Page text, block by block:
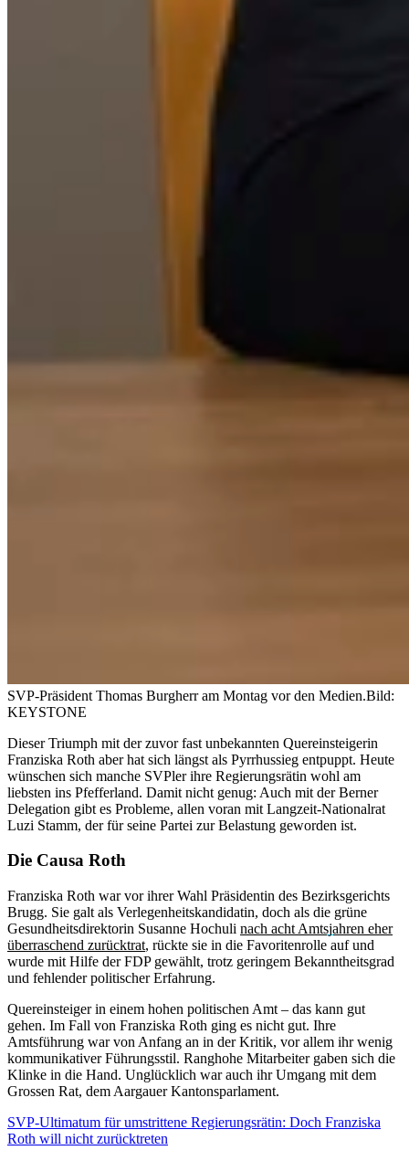
SVP-Präsident Thomas Burgherr am Montag vor den Medien.Bild:
KEYSTONE
Dieser Triumph mit der zuvor fast unbekannten Quereinsteigerin
Franziska Roth aber hat sich längst als Pyrrhussieg entpuppt. Heute
wünschen sich manche SVPler ihre Regierungsrätin wohl am
liebsten ins Pfefferland. Damit nicht genug: Auch mit der Berner
Delegation gibt es Probleme, allen voran mit Langzeit-Nationalrat
Luzi Stamm, der für seine Partei zur Belastung geworden ist.
Die Causa Roth
Franziska Roth war vor ihrer Wahl Präsidentin des Bezirksgerichts
Brugg. Sie galt als Verlegenheitskandidatin, doch als die grüne
Gesundheitsdirektorin Susanne Hochuli nach acht Amtsjahren eher
überraschend zurücktrat, rückte sie in die Favoritenrolle auf und
wurde mit Hilfe der FDP gewählt, trotz geringem Bekanntheitsgrad
und fehlender politischer Erfahrung.
Quereinsteiger in einem hohen politischen Amt – das kann gut
gehen. Im Fall von Franziska Roth ging es nicht gut. Ihre
Amtsführung war von Anfang an in der Kritik, vor allem ihr wenig
kommunikativer Führungsstil. Ranghohe Mitarbeiter gaben sich die
Klinke in die Hand. Unglücklich war auch ihr Umgang mit dem
Grossen Rat, dem Aargauer Kantonsparlament.
SVP-Ultimatum für umstrittene Regierungsrätin: Doch Franziska
Roth will nicht zurücktreten